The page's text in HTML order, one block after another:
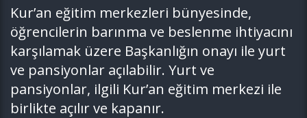
Kur’an eğitim merkezleri bünyesinde,
öğrencilerin barınma ve beslenme ihtiyacını
karşılamak üzere Başkanlığın onayı ile yurt
ve pansiyonlar açılabilir. Yurt ve
pansiyonlar, ilgili Kur’an eğitim merkezi ile
birlikte açılır ve kapanır.